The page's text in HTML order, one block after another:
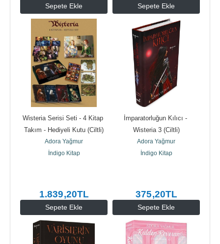
Sepete Ekle Sepete Ekle
Sepete Ekle
Wisteria Serisi Seti - 4 Kitap
Takım - Hediyeli Kutu (Ciltli)
Adora Yağmur
İndigo Kitap
1.839,20TL
Sepete Ekle
İmparatorluğun Kılıcı -
Wisteria 3 (Ciltli)
Adora Yağmur
İndigo Kitap
375,20TL